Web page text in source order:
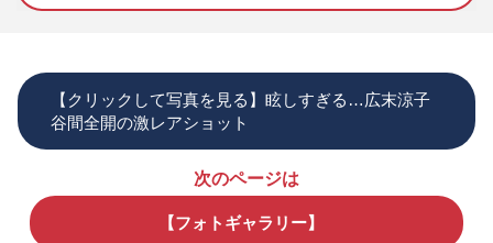
【クリックして写真を見る】眩しすぎる…広末涼子
谷間全開の激レアショット
次のページは
【フォトギャラリー】